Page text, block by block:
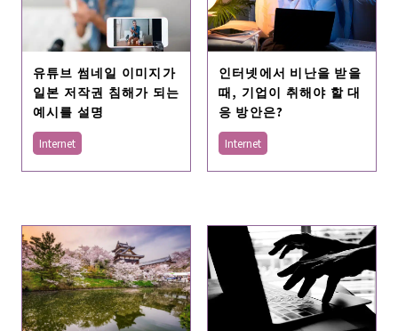
유튜브 썸네일 이미지가
일본 저작권 침해가 되는
예시를 설명
Internet
인터넷에서 비난을 받을
때, 기업이 취해야 할 대
응 방안은?
Internet